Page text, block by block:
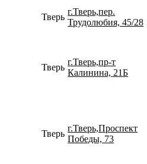
Тверь
г.Тверь,пер.
Трудолюбия, 45/28
Тверь
г.Тверь,пр-т
Калинина, 21Б
Тверь
г.Тверь,Проспект
Победы, 73